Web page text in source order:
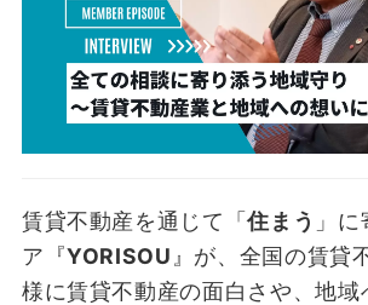
賃貸不動産を通じて「住まう 」
ア『YORISOU 』が、全国の賃貸
様に賃貸不動産の面白さや、地域